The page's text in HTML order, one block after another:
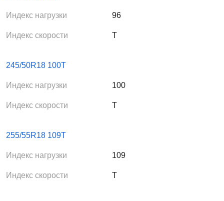
Индекс нагрузки 96
Индекс скорости T
245/50R18 100T
Индекс нагрузки 100
Индекс скорости T
255/55R18 109T
Индекс нагрузки 109
Индекс скорости T